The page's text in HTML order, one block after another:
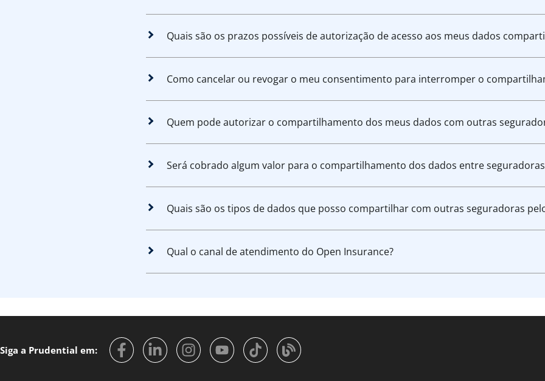
Quais são os prazos possíveis de autorização de acesso aos meus dados
Como cancelar ou revogar o meu consentimento para interromper o
Quem pode autorizar o compartilhamento dos meus dados com outras
Será cobrado algum valor para o compartilhamento dos dados entre
Quais são os tipos de dados que posso compartilhar com outras seguradoras
Qual o canal de atendimento do Open Insurance?
Siga a Prudential em: